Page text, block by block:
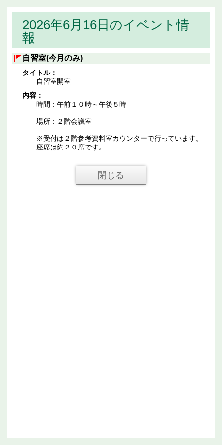
2026年6月16日のイベント情
報
自習室(今月のみ)
タイトル：
自習室開室
内容：
時間：午前１０時～午後５時
場所：２階会議室
※受付は２階参考資料室カウンターで行っています。
座席は約２０席です。